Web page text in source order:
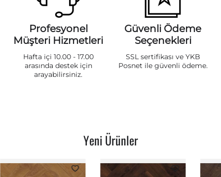
Profesyonel
Müşteri Hizmetleri
Hafta içi 10.00 - 17.00
arasında destek için
arayabilirsiniz.
Güvenli Ödeme
Seçenekleri
SSL sertifikası ve YKB
Posnet ile güvenli ödeme.
Yeni Ürünler